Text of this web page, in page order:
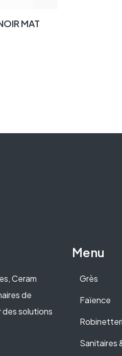
MAT
Ceram
de
solutions
Menu
Grès
Faïence
Sanitaires